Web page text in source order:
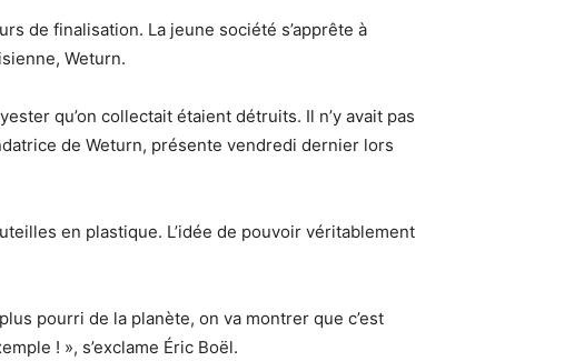
de finalisation. La jeune société s’apprête à
Weturn.
qu’on collectait étaient détruits. Il n’y avait pas
de Weturn, présente vendredi dernier lors
en plastique. L’idée de pouvoir véritablement
pourri de la planète, on va montrer que c’est
! », s’exclame Éric Boël.